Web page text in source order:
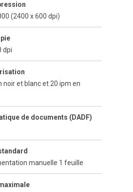
(2400 x 600 dpi)
dpi
noir et blanc et 20 ipm en
de documents (DADF)
manuelle 1 feuille